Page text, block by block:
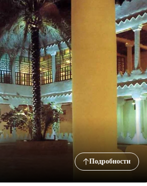
Подробности